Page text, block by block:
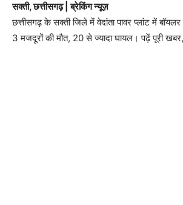
सक्ती, छत्तीसगढ़ | ब्रेकिंग न्यूज़
छत्तीसगढ़ के सक्ती जिले में वेदांता पावर प्लांट में बॉयलर
3 मजदूरों की मौत, 20 से ज्यादा घायल। पढ़ें पूरी